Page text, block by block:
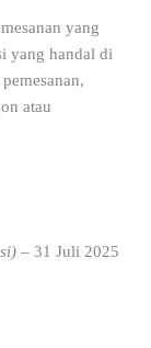
yang
yang handal di
atau
– 31 Juli 2025